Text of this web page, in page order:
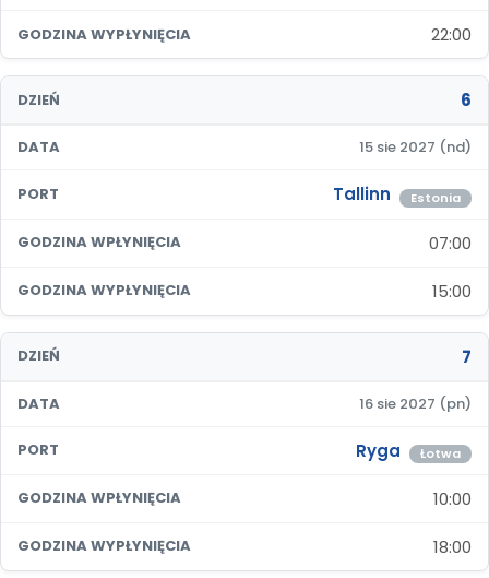
GODZINA WYPŁYNIĘCIA 22:00
DZIEŃ 6
DATA 15 sie 2027 (nd)
PORT Tallinn Estonia
GODZINA WPŁYNIĘCIA 07:00
GODZINA WYPŁYNIĘCIA 15:00
DZIEŃ 7
DATA 16 sie 2027 (pn)
PORT Ryga Łotwa
GODZINA WPŁYNIĘCIA 10:00
GODZINA WYPŁYNIĘCIA 18:00